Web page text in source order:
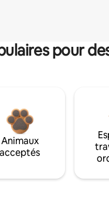
pour
Animaux
acceptés